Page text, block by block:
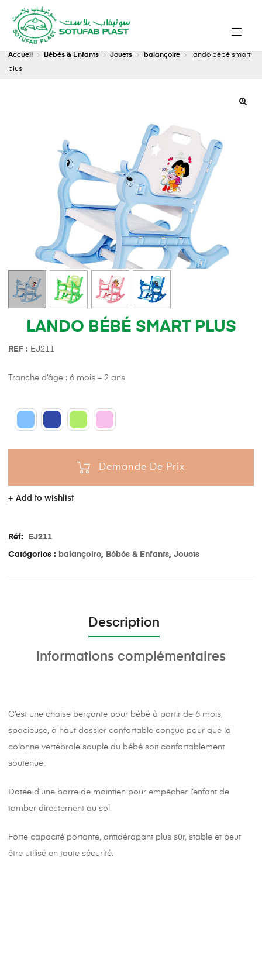
Accueil Bébés & Enfants Jouets balançoire
lando bébé smart
plus
LANDO BÉBÉ SMART PLUS
REF : EJ211
Tranche d’âge : 6 mois – 2 ans
Demande De Prix
Add to wishlist
Réf: EJ211
Catégories : balançoire, Bébés & Enfants, Jouets
Description
Informations complémentaires
C’est une chaise berçante pour bébé à partir de 6 mois,
spacieuse, à haut dossier confortable conçue pour que la
colonne vertébrale souple du bébé soit confortablement
soutenue.
Dotée d’une barre de maintien pour empêcher l’enfant de
tomber directement au sol.
Forte capacité portante, antidérapant plus sûr, stable et peut
être utilisé en toute sécurité.